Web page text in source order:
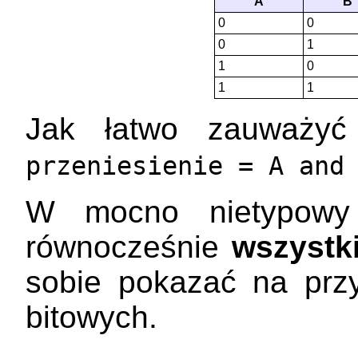
0
0
0
1
1
0
1
1
Jak łatwo
przeniesienie = A and
W mocno
równocześnie
sobie pokazać na
bitowych.